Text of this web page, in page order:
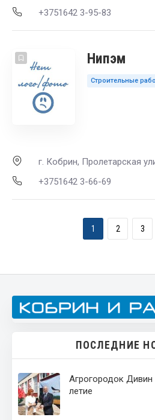
+3751642 3-95-83
Нипэм
Строительные
г. Кобрин, Пролетарская
+3751642 3-66-69
1 2 3
ПОСЛЕДНИЕ
Агрогородок Дивин
летие